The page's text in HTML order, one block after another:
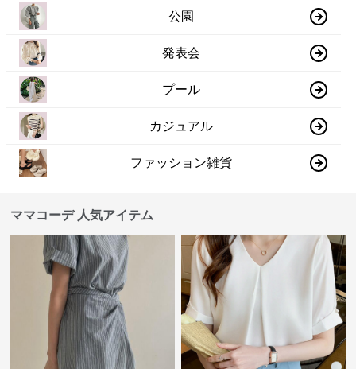
公園
発表会
プール
カジュアル
ファッション雑貨
ママコーデ 人気アイテム